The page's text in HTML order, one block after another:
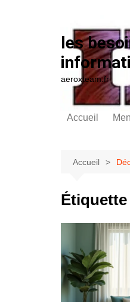
les
aeroxteam.fr
Accueil
Accueil
Étiquette